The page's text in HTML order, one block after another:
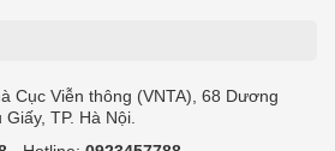
Cục Viễn thông (VNTA), 68 Dương
TP. Hà Nội.